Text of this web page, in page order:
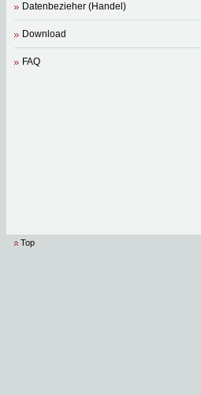
Datenbezieher (Handel)
Download
FAQ
Top